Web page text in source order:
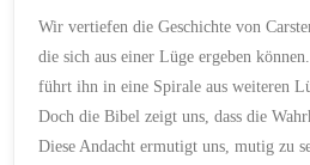
die
Gefahr
Wir vertiefen die Geschichte von
die sich aus einer Lüge ergeben
führt ihn in eine Spirale aus weiteren
Doch die Bibel zeigt uns, dass die
Diese Andacht ermutigt uns, mutig zu